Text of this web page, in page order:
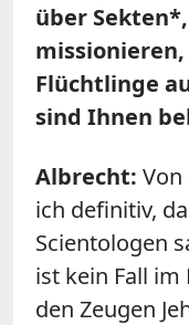
über
Flüchtlinge
sind Ihnen
Albrecht: Von
ich definitiv,
Scientologen
ist kein Fall im
den Zeugen